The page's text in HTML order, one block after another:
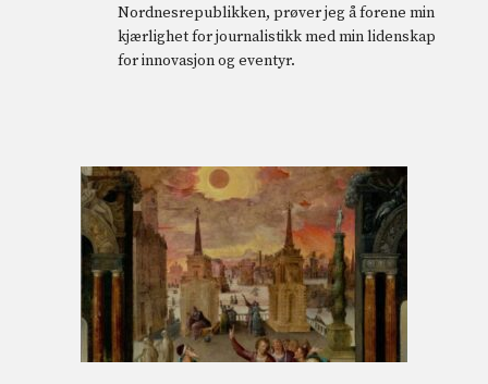
Nordnesrepublikken, prøver jeg å forene min
kjærlighet for journalistikk med min lidenskap
for innovasjon og eventyr.